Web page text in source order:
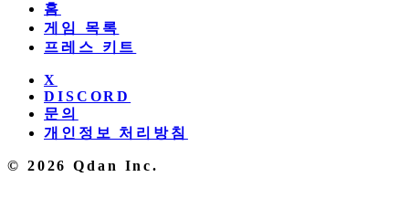
홈
게임 목록
프레스 키트
X
DISCORD
문의
개인정보 처리방침
© 2026 Qdan Inc.